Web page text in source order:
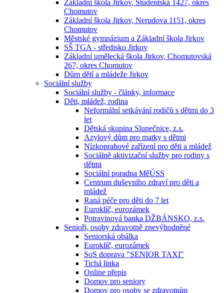
Základní škola Jirkov, Studentská 1427, okres
Chomutov
Základní škola Jirkov, Nerudova 1151, okres
Chomutov
Městské gymnázium a Základní škola Jirkov
SŠ TGA - středisko Jirkov
Základní umělecká škola Jirkov, Chomutovská
267, okres Chomutov
Dům dětí a mládeže Jirkov
Sociální služby
Sociální služby - články, informace
Děti, mládež, rodina
Neformální setkávání rodičů s dětmi do 3
let
Dětská skupina Slunečnice, z.s.
Azylový dům pro matky s dětmi
Nízkoprahové zařízení pro děti a mládež
Sociálně aktivizační služby pro rodiny s
dětmi
Sociální poradna MěÚSS
Centrum duševního zdraví pro děti a
mládež
Raná péče pro děti do 7 let
Euroklíč, eurozámek
Potravinová banka DŽBÁNSKO, z.s.
Senioři, osoby zdravotně znevýhodněné
Seniorská obálka
Euroklíč, eurozámek
SoS doprava "SENIOR TAXI"
Tichá linka
Online přepis
Domov pro seniory
Domov pro osoby se zdravotním